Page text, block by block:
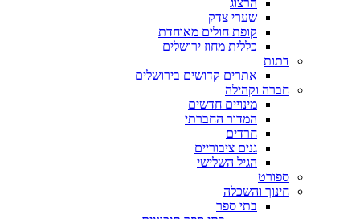
הרצוג
שערי צדק
קופת חולים מאוחדת
כללית מחוז ירושלים
דתות
אתרים קדושים בירושלים
חברה וקהילה
מינויים חדשים
המדור החברתי
חרדים
גנים ציבוריים
הגיל השלישי
ספורט
חינוך והשכלה
בתי ספר